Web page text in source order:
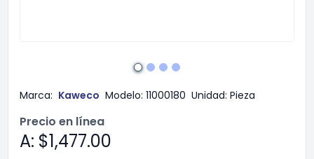
Marca: Kaweco Modelo: 11000180 Unidad: Pieza
Precio en línea
A: $1,477.00